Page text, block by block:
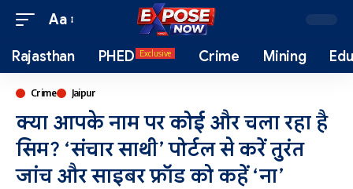
Aa
Rajasthan PHED Exclusive Crime Mining
Crime Jaipur
क्या आपके नाम पर कोई और चला रहा है
सिम? ‘संचार साथी’ पोर्टल से करें तुरंत
जांच और साइबर फ्रॉड को कहें ‘ना’